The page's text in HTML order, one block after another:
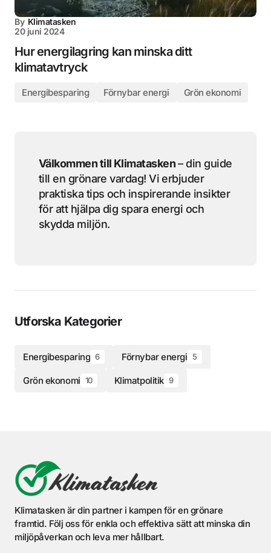
By Klimatasken
20 juni 2024
Hur energilagring kan minska ditt
klimatavtryck
Energibesparing Förnybar energi Grön ekonomi
Välkommen till Klimatasken– din guide
till en grönare vardag! Vi erbjuder
praktiska tips och inspirerande insikter
för att hjälpa dig spara energi och
skydda miljön.
Utforska Kategorier
Energibesparing 6 Förnybar energi 5
Grön ekonomi 10 Klimatpolitik 9
Klimatasken är din partner i kampen för en grönare
framtid. Följ oss för enkla och effektiva sätt att minska din
miljöpåverkan och leva mer hållbart.